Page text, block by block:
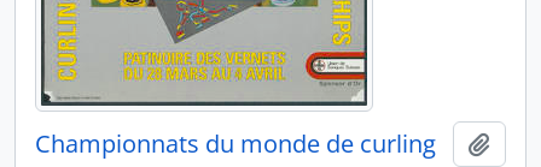
Championnats du monde de curling